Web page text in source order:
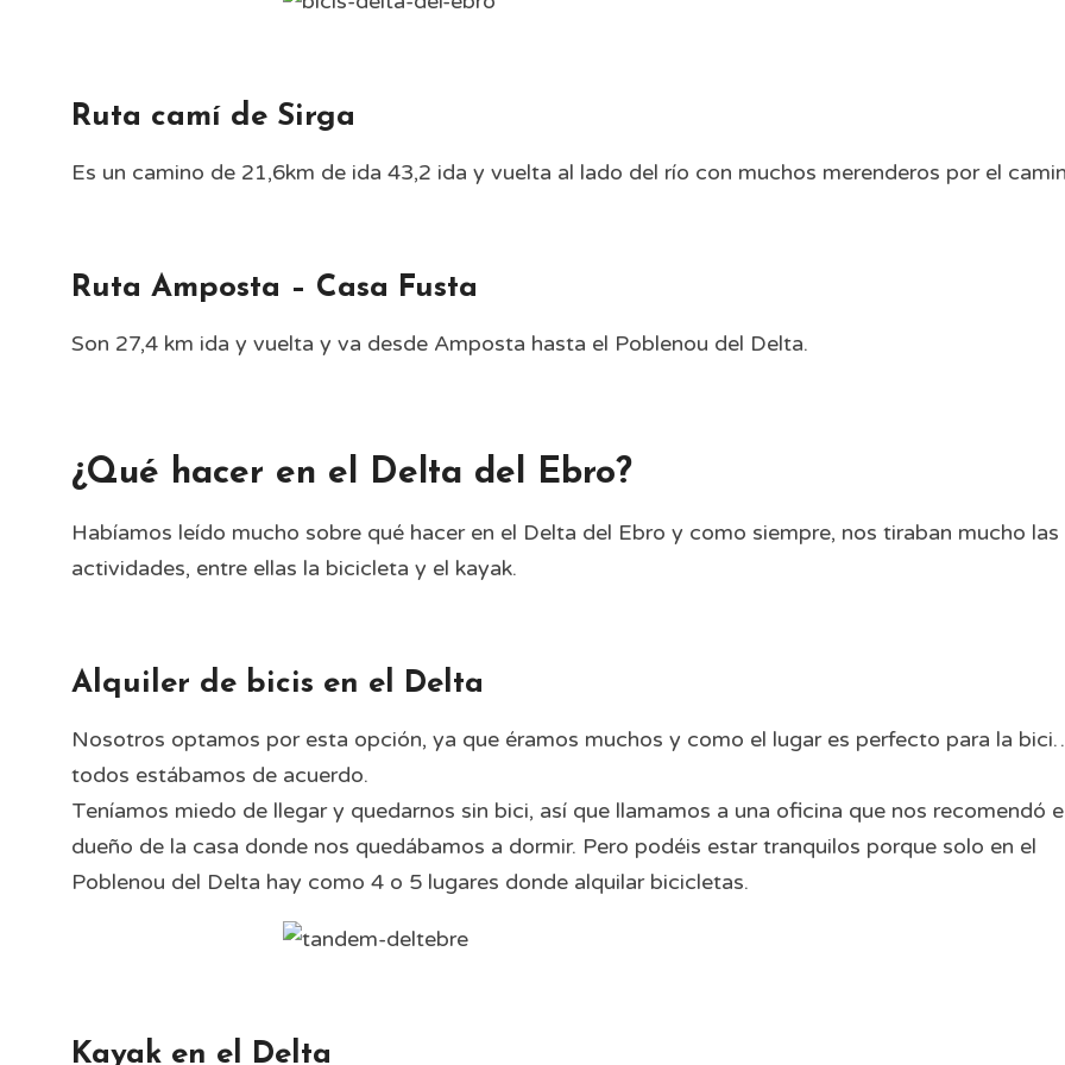
Ruta camí de Sirga
Es un camino de 21,6km de ida 43,2 ida y vuelta al lado del río con muchos merenderos por el
Ruta Amposta – Casa Fusta
Son 27,4 km ida y vuelta y va desde Amposta hasta el Poblenou del Delta.
¿Qué hacer en el Delta del Ebro?
Habíamos leído mucho sobre qué hacer en el Delta del Ebro y como siempre, nos tiraban mucho las
actividades, entre ellas la bicicleta y el kayak.
Alquiler de bicis en el Delta
Nosotros optamos por esta opción, ya que éramos muchos y como el lugar es perfecto para la
todos estábamos de acuerdo.
Teníamos miedo de llegar y quedarnos sin bici, así que llamamos a una oficina que nos recomendó
dueño de la casa donde nos quedábamos a dormir. Pero podéis estar tranquilos porque solo en el
Poblenou del Delta hay como 4 o 5 lugares donde alquilar bicicletas.
Kayak en el Delta